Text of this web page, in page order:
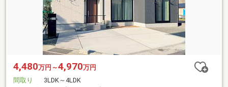
4,480万円～4,970万円
間取り
3LDK～4LDK